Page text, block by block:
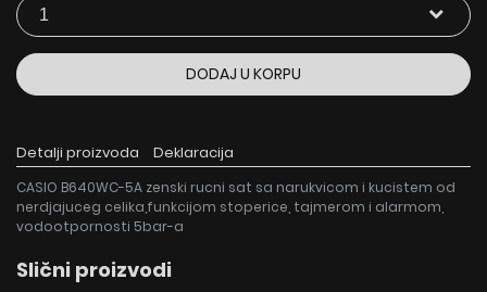
DODAJ U KORPU
Detalji proizvoda Deklaracija
CASIO B640WC-5A zenski rucni sat sa narukvicom i kucistem od
nerdjajuceg celika,funkcijom stoperice, tajmerom i alarmom,
vodootpornosti 5bar-a
Slični proizvodi